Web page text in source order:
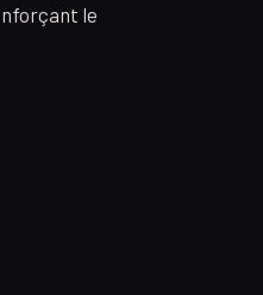
le